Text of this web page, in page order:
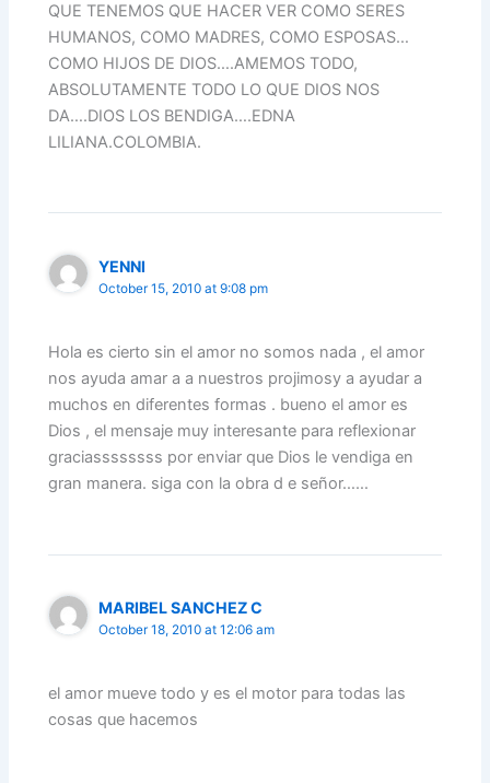
QUE TENEMOS QUE HACER VER COMO SERES
HUMANOS, COMO MADRES, COMO ESPOSAS…
COMO HIJOS DE DIOS….AMEMOS TODO,
ABSOLUTAMENTE TODO LO QUE DIOS NOS
DA….DIOS LOS BENDIGA….EDNA
LILIANA.COLOMBIA.
YENNI
October 15, 2010 at 9:08 pm
Hola es cierto sin el amor no somos nada , el amor
nos ayuda amar a a nuestros projimosy a ayudar a
muchos en diferentes formas . bueno el amor es
Dios , el mensaje muy interesante para reflexionar
graciassssssss por enviar que Dios le vendiga en
gran manera. siga con la obra d e señor……
MARIBEL SANCHEZ C
October 18, 2010 at 12:06 am
el amor mueve todo y es el motor para todas las
cosas que hacemos